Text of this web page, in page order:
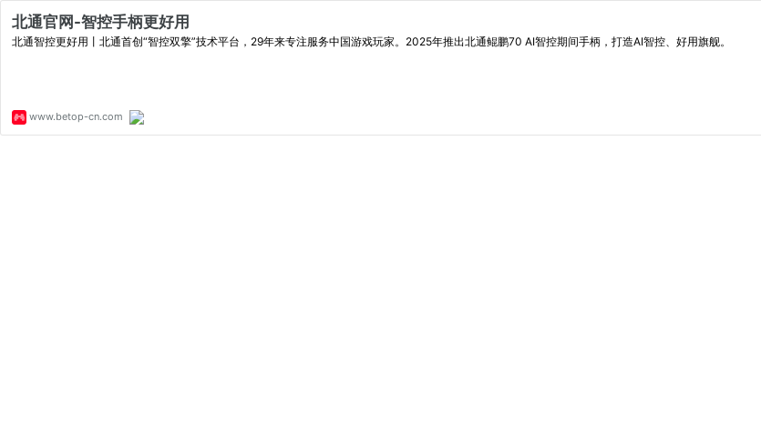
北通官网-智控手柄更好用
北通智控更好用丨北通首创“智控双擎”技术平台，29年来专注服务中国游戏玩家。2025年推出北通鲲鹏70 AI智控期间手柄，打造AI智控、好用旗舰。
www.betop-cn.com